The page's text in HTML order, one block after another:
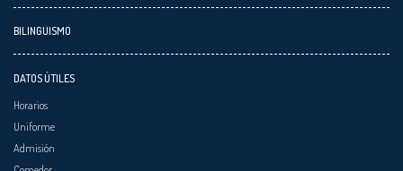
BILINGUISMO
DATOS ÚTILES
Horarios
Uniforme
Admisión